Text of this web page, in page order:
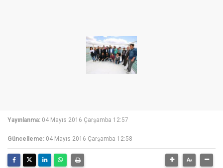
Yayınlanma: 04 Mayıs 2016 Çarşamba 12:57
Güncelleme: 04 Mayıs 2016 Çarşamba 12:58